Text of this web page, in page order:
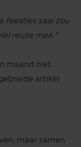
feestjes saai zou
reuze mee."
maand niet
artikel
maar samen